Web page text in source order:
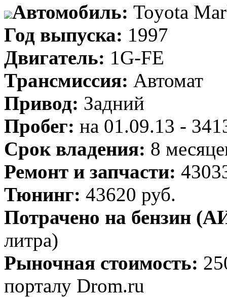
Автомобиль: Toyota
Год выпуска: 1997
Двигатель: 1G-FE
Трансмиссия: Автомат
Привод: Задний
Пробег: на 01.09.13 -
Срок владения: 8
Ремонт и запчасти:
Тюнинг: 43620 руб.
Потрачено на бензин
литра)
Рыночная стоимость:
порталу Drom.ru